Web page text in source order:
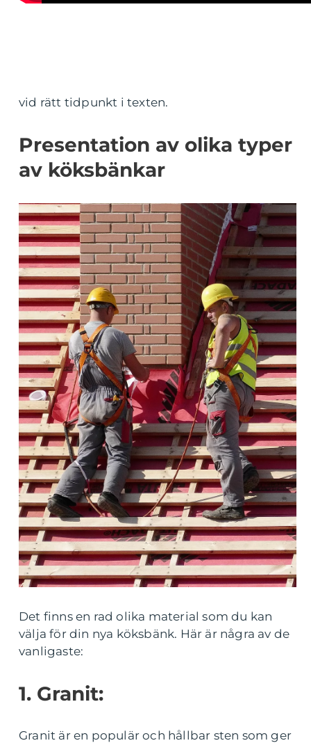
vid rätt tidpunkt i texten.
Presentation av olika typer
av köksbänkar
Det finns en rad olika material som du kan
välja för din nya köksbänk. Här är några av de
vanligaste:
1. Granit:
Granit är en populär och hållbar sten som ger